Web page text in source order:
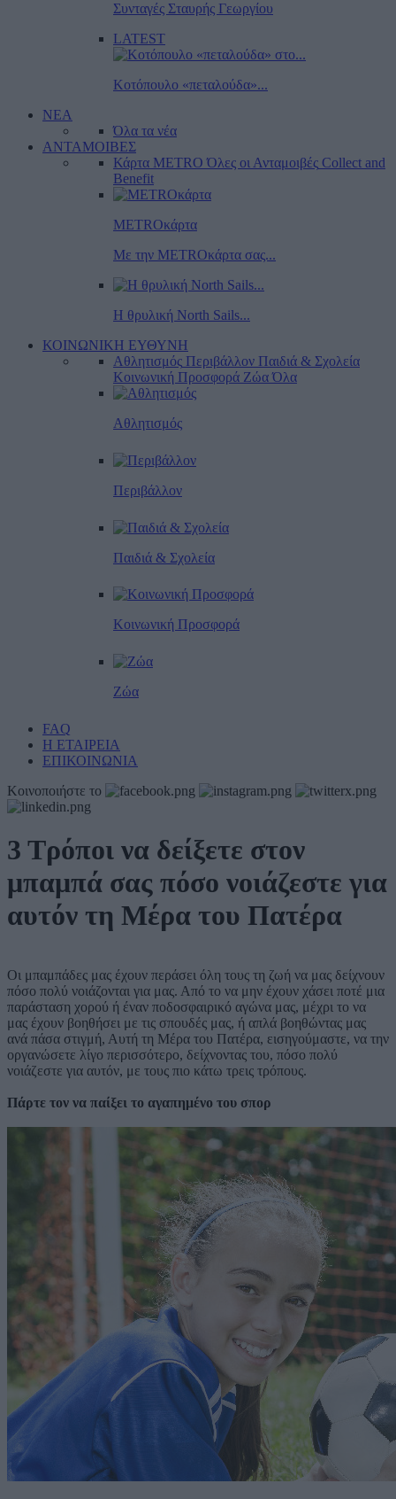
Συνταγές Σταυρής Γεωργίου
LATEST
Κοτόπουλο «πεταλούδα»...
ΝΕΑ
Όλα τα νέα
ΑΝΤΑΜΟΙΒΕΣ
Κάρτα METRO Όλες οι Ανταμοιβές Collect and
Benefit
METROκάρτα
Με την METROκάρτα σας...
Η θρυλική North Sails...
ΚΟΙΝΩΝΙΚΗ ΕΥΘΥΝΗ
Αθλητισμός Περιβάλλον Παιδιά & Σχολεία
Κοινωνική Προσφορά Ζώα Όλα
Αθλητισμός
Περιβάλλον
Παιδιά & Σχολεία
Κοινωνική Προσφορά
Ζώα
FAQ
Η ΕΤΑΙΡΕΙΑ
ΕΠΙΚΟΙΝΩΝΙΑ
Κοινοποιήστε το
3 Τρόποι να δείξετε στον
μπαμπά σας πόσο νοιάζεστε για
αυτόν τη Μέρα του Πατέρα
Οι μπαμπάδες μας έχουν περάσει όλη τους τη ζωή να μας δείχνουν
πόσο πολύ νοιάζονται για μας. Από το να μην έχουν χάσει ποτέ μια
παράσταση χορού ή έναν ποδοσφαιρικό αγώνα μας, μέχρι το να
μας έχουν βοηθήσει με τις σπουδές μας, ή απλά βοηθώντας μας
ανά πάσα στιγμή, Αυτή τη Μέρα του Πατέρα, εισηγούμαστε, να την
οργανώσετε λίγο περισσότερο, δείχνοντας του, πόσο πολύ
νοιάζεστε για αυτόν, με τους πιο κάτω τρεις τρόπους.
Πάρτε τον να παίξει το αγαπημένο του σπορ